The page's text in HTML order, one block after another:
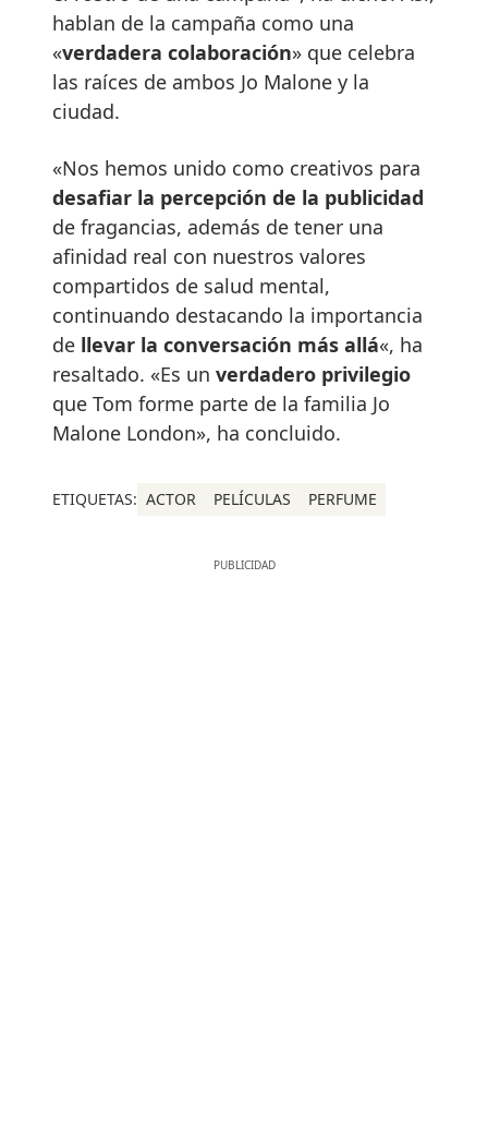
hablan de la campaña como una
«verdadera colaboración» que celebra
las raíces de ambos Jo Malone y la
ciudad.
«Nos hemos unido como creativos para
desafiar la percepción de la publicidad
de fragancias, además de tener una
afinidad real con nuestros valores
compartidos de salud mental,
continuando destacando la importancia
de llevar la conversación más allá«, ha
resaltado. «Es un verdadero privilegio
que Tom forme parte de la familia Jo
Malone London», ha concluido.
ETIQUETAS: ACTOR PELÍCULAS PERFUME